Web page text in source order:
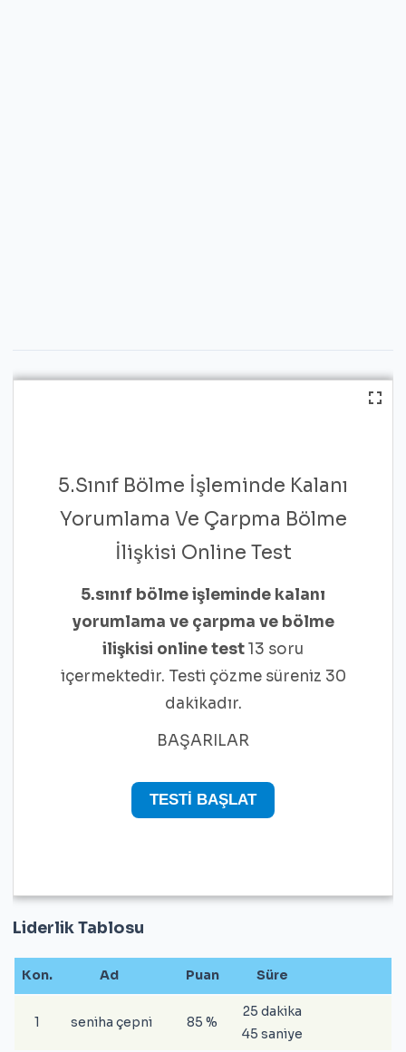
5.Sınıf Bölme İşleminde Kalanı
Yorumlama Ve Çarpma Bölme
İlişkisi Online Test
5.sınıf bölme işleminde kalanı
yorumlama ve çarpma ve bölme
ilişkisi online test13 soru
içermektedir. Testi çözme süreniz 30
dakikadır.
BAŞARILAR
Liderlik Tablosu
Kon. Ad Puan Süre
1 seniha çepni 85 %
25 dakika
45 saniye